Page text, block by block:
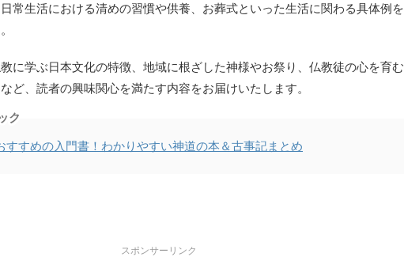
常生活における清めの習慣や供養、お葬式といった生活に関わる具体例を
に学ぶ日本文化の特徴、地域に根ざした神様やお祭り、仏教徒の心を育む
ど、読者の興味関心を満たす内容をお届けいたします。
ク
すすめの入門書！わかりやすい神道の本＆古事記まとめ
スポンサーリンク